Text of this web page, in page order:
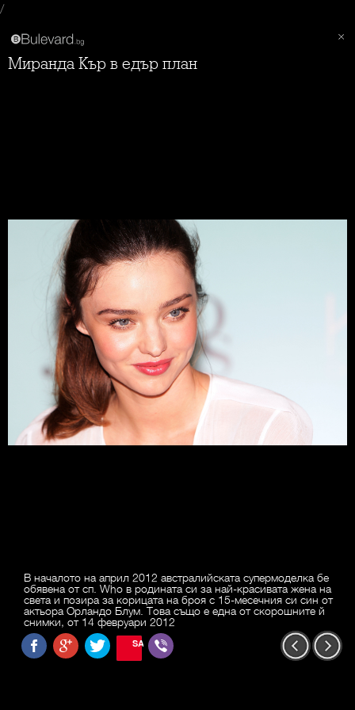
/
Миранда Кър в едър план
В началото на април 2012 австралийската супермоделка бе
обявена от сп. Who в родината си за най-красивата жена на
света и позира за корицата на броя с 15-месечния си син от
актьора Орландо Блум. Това също е една от скорошните й
снимки, от 14 февруари 2012
SAVE